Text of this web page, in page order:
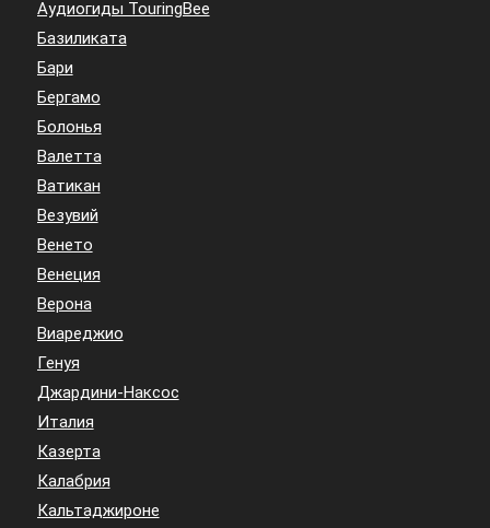
Аудиогиды TouringBee
Базиликата
Бари
Бергамо
Болонья
Валетта
Ватикан
Везувий
Венето
Венеция
Верона
Виареджио
Генуя
Джардини-Наксос
Италия
Казерта
Калабрия
Кальтаджироне